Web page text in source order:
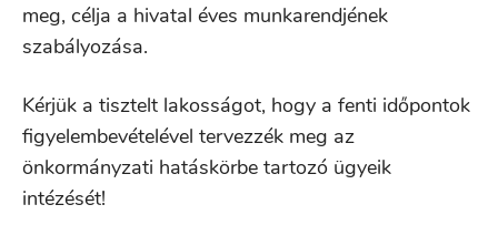
meg, célja a hivatal éves munkarendjének
szabályozása.
Kérjük a tisztelt lakosságot, hogy a fenti időpontok
figyelembevételével tervezzék meg az
önkormányzati hatáskörbe tartozó ügyeik
intézését!